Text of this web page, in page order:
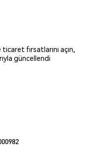
fırsatlarını açın,
güncellendi